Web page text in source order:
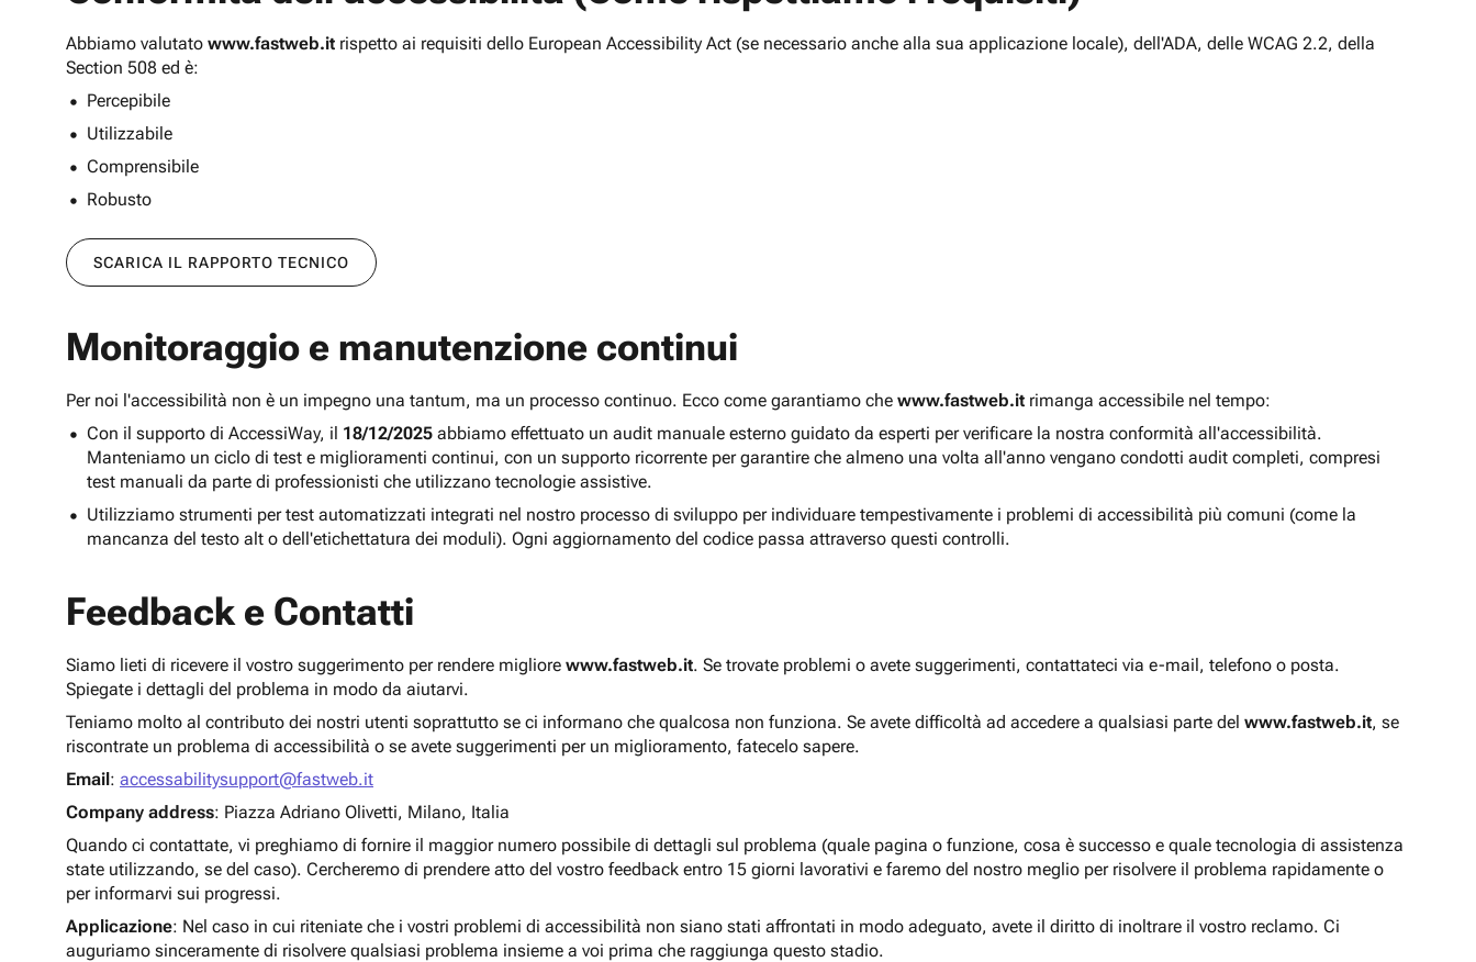
Abbiamo valutato www.fastweb.it rispetto ai requisiti dello European Accessibility Act (se necessario anche alla sua applicazione locale), dell'ADA, delle WCAG 2.2, della
Section 508 ed è:
Percepibile
Utilizzabile
Comprensibile
Robusto
SCARICA IL RAPPORTO TECNICO
Monitoraggio e manutenzione continui
Per noi l'accessibilità non è un impegno una tantum, ma un processo continuo. Ecco come garantiamo che www.fastweb.it rimanga accessibile nel tempo:
Con il supporto di AccessiWay, il 18/12/2025 abbiamo effettuato un audit manuale esterno guidato da esperti per verificare la nostra conformità all'accessibilità.
Manteniamo un ciclo di test e miglioramenti continui, con un supporto ricorrente per garantire che almeno una volta all'anno vengano condotti audit completi, compresi
test manuali da parte di professionisti che utilizzano tecnologie assistive.
Utilizziamo strumenti per test automatizzati integrati nel nostro processo di sviluppo per individuare tempestivamente i problemi di accessibilità più comuni (come la
mancanza del testo alt o dell'etichettatura dei moduli). Ogni aggiornamento del codice passa attraverso questi controlli.
Feedback e Contatti
Siamo lieti di ricevere il vostro suggerimento per rendere migliore www.fastweb.it. Se trovate problemi o avete suggerimenti, contattateci via e-mail, telefono o posta.
Spiegate i dettagli del problema in modo da aiutarvi.
Teniamo molto al contributo dei nostri utenti soprattutto se ci informano che qualcosa non funziona. Se avete difficoltà ad accedere a qualsiasi parte del www.fastweb.it, se
riscontrate un problema di accessibilità o se avete suggerimenti per un miglioramento, fatecelo sapere.
Email: accessabilitysupport@fastweb.it
Company address: Piazza Adriano Olivetti, Milano, Italia
Quando ci contattate, vi preghiamo di fornire il maggior numero possibile di dettagli sul problema (quale pagina o funzione, cosa è successo e quale tecnologia di assistenza
state utilizzando, se del caso). Cercheremo di prendere atto del vostro feedback entro 15 giorni lavorativi e faremo del nostro meglio per risolvere il problema rapidamente o
per informarvi sui progressi.
Applicazione: Nel caso in cui riteniate che i vostri problemi di accessibilità non siano stati affrontati in modo adeguato, avete il diritto di inoltrare il vostro reclamo. Ci
auguriamo sinceramente di risolvere qualsiasi problema insieme a voi prima che raggiunga questo stadio.